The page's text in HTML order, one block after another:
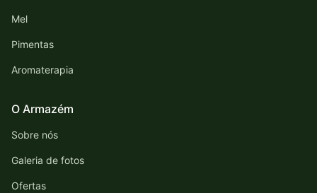
Mel
Pimentas
Aromaterapia
O Armazém
Sobre nós
Galeria de fotos
Ofertas